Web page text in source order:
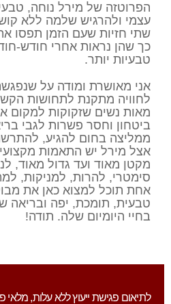
הפרוטזה של מירל נוחה,
עצמי ולהרגיש שלמה ללא
שתי חזיות שעם הזמן תפסו
כך שהן נראות אחרי חודש-
טבעיות יותר.
אני מאושרת ומודה על
לחוויה מתקנת לתחושות
מאות נשים שזקוקות למקום
ביטחון וחסר פשרות לגבי
ממליצה בחום להגיע,
אצל מירל יש התאמות
מקטן מאוד ועד גדול מאוד,
סימטרי, להרות, למניקות,
אחת תוכל למצוא כאן את
טבעית, תומכת, יפה ובריאה
בחיי היומיום שלה. תודה!
לתיאום פגישת ייעוץ ללא עלות, מלאי